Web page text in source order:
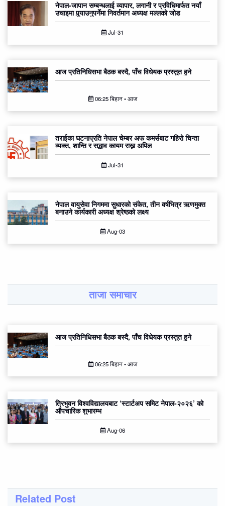
नेपाल-जापान सम्बन्धलाई व्यापार, लगानी र प्रविधिमार्फत नयाँ
उचाइमा पुर्‍याउनुपर्नेमा निवर्तमान अध्यक्ष मल्लको जोड
Jul-31
आज प्रतिनिधिसभा बैठक बस्दै, पाँच विधेयक प्रस्तुत हुने
06:25 बिहान • आज
तराईका घटनाप्रति नेपाल चेम्बर अफ कमर्सबाट गहिरो चिन्ता
व्यक्त, शान्ति र सद्भाव कायम राख्न अपिल
Jul-31
नेपाल वायुसेवा निगममा सुधारको संकेत, तीन वर्षभित्र ऋणमुक्त
बनाउने कार्यकारी अध्यक्ष श्रेष्ठको लक्ष्य
Aug-03
ताजा समाचार
आज प्रतिनिधिसभा बैठक बस्दै, पाँच विधेयक प्रस्तुत हुने
06:25 बिहान • आज
त्रिभुवन विश्वविद्यालयबाट ‘स्टार्टअप समिट नेपाल-२०२६’ को
औपचारिक शुभारम्भ
Aug-06
Related Post